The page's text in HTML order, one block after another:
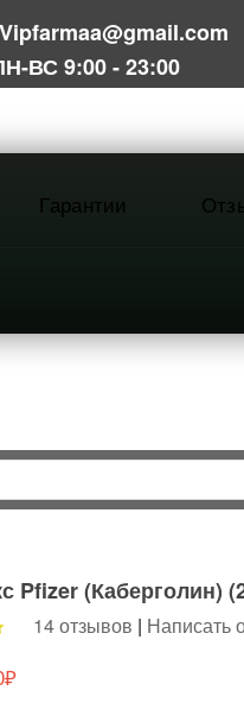
Vipfarmaa@gmail.com
ВС 9:00 - 23:00
Гарантии
Pfizer (Каберголин)
14 отзывов | Написать